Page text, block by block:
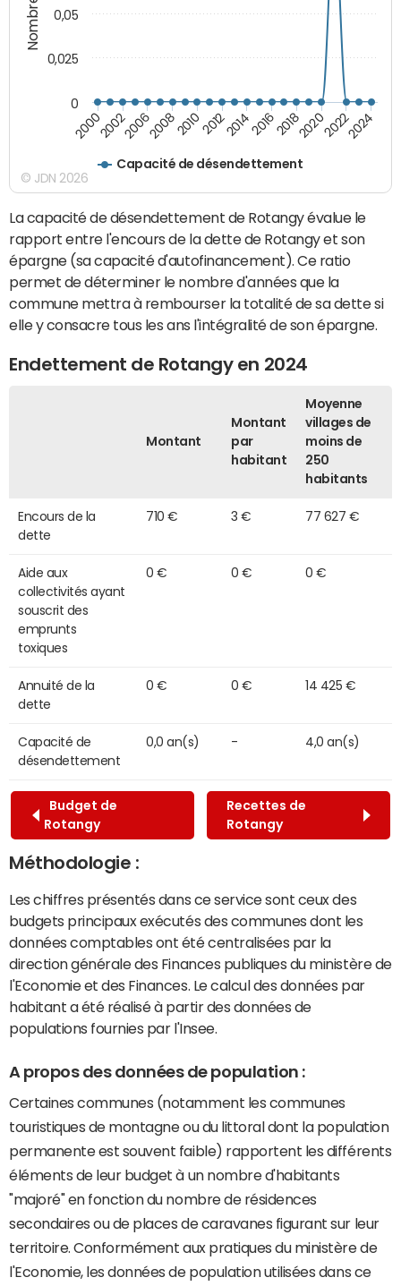
Capacité de désendettement
200020022006200820102012201420162018202020222024
0
0,025
0,05
© JDN 2026
La capacité de désendettement de Rotangy évalue le
rapport entre l'encours de la dette de Rotangy et son
épargne (sa capacité d'autofinancement). Ce ratio
permet de déterminer le nombre d'années que la
commune mettra à rembourser la totalité de sa dette si
elle y consacre tous les ans l'intégralité de son épargne.
Endettement de Rotangy en 2024
Montant
Montant
par
habitant
Moyenne
villages de
moins de
250
habitants
Encours de la
dette
710 € 3 € 77 627 €
Aide aux
collectivités ayant
souscrit des
emprunts
toxiques
0 € 0 € 0 €
Annuité de la
dette
0 € 0 € 14 425 €
Capacité de
désendettement
0,0 an(s) - 4,0 an(s)
Budget de
Rotangy
Recettes de
Rotangy
Méthodologie :
Les chiffres présentés dans ce service sont ceux des
budgets principaux exécutés des communes dont les
données comptables ont été centralisées par la
direction générale des Finances publiques du ministère de
l'Economie et des Finances. Le calcul des données par
habitant a été réalisé à partir des données de
populations fournies par l'Insee.
A propos des données de population :
Certaines communes (notamment les communes
touristiques de montagne ou du littoral dont la population
permanente est souvent faible) rapportent les différents
éléments de leur budget à un nombre d'habitants
"majoré" en fonction du nombre de résidences
secondaires ou de places de caravanes figurant sur leur
territoire. Conformément aux pratiques du ministère de
l'Economie, les données de population utilisées dans ce